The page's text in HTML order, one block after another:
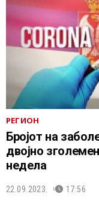
РЕГИОН
Бројот на
двојно
недела
22.09.2023. 17:56